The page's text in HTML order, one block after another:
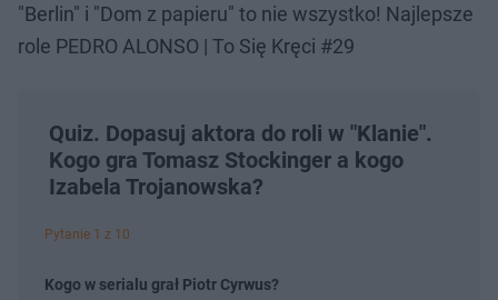
"Berlin" i "Dom z papieru" to nie wszystko! Najlepsze
role PEDRO ALONSO | To Się Kręci #29
Quiz. Dopasuj aktora do roli w "Klanie".
Kogo gra Tomasz Stockinger a kogo
Izabela Trojanowska?
Pytanie 1 z 10
Kogo w serialu grał Piotr Cyrwus?